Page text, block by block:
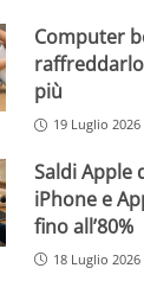
Computer
più
19 Luglio 2026
Saldi Apple
iPhone e
fino all’80%
18 Luglio 2026